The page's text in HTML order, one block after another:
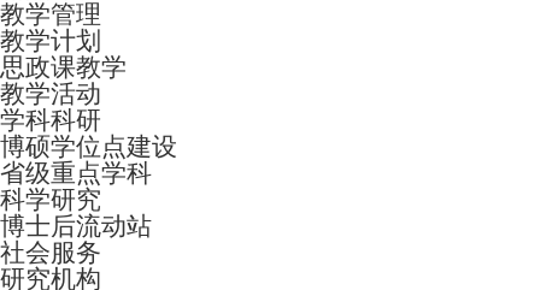
教学管理
教学计划
思政课教学
教学活动
学科科研
博硕学位点建设
省级重点学科
科学研究
博士后流动站
社会服务
研究机构